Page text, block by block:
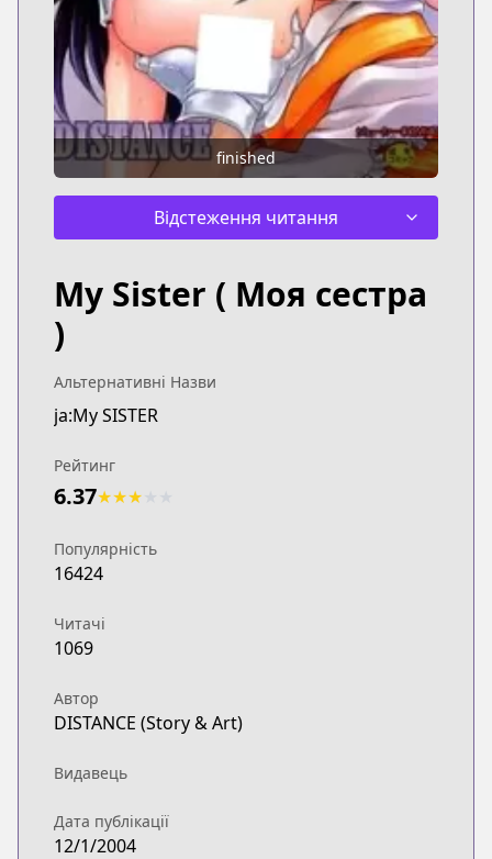
finished
Відстеження читання
My Sister ( Моя сестра
)
Альтернативні Назви
ja:My SISTER
Рейтинг
6.37★★★
Популярність
16424
Читачі
1069
Автор
DISTANCE (Story & Art)
Видавець
Дата публікації
12/1/2004